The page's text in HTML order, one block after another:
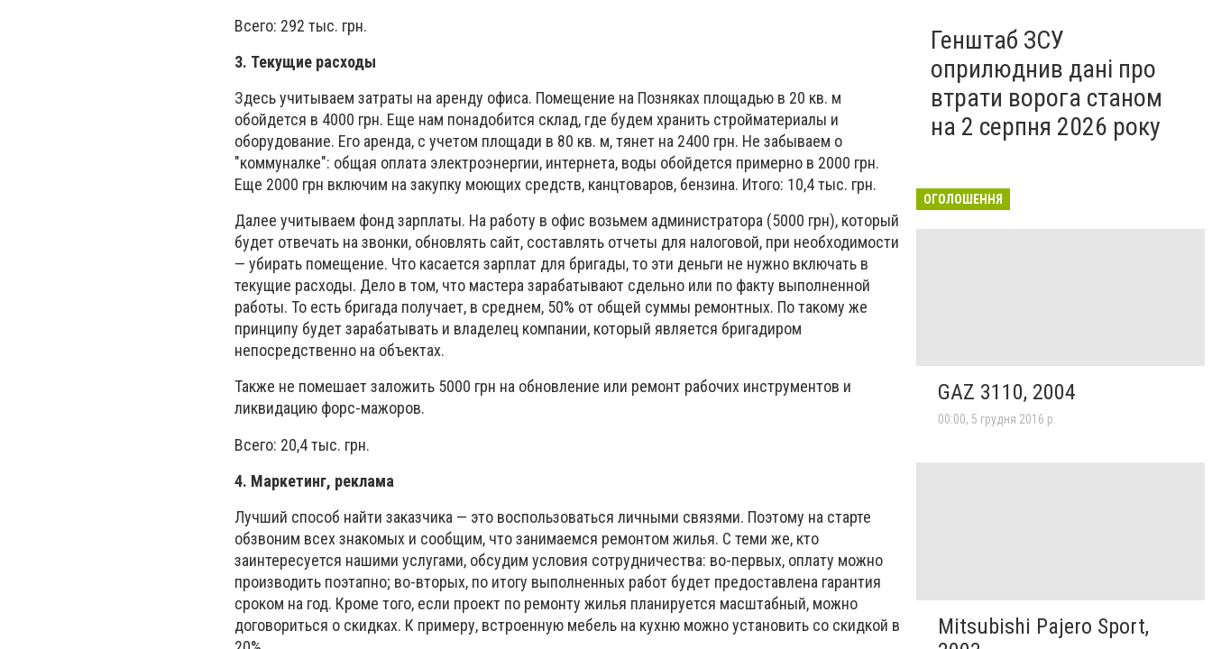
Всего: 292 тыс. грн.
3. Текущие расходы
Здесь учитываем затраты на аренду офиса. Помещение на Позняках площадью в 20 кв. м
обойдется в 4000 грн. Еще нам понадобится склад, где будем хранить стройматериалы и
оборудование. Его аренда, с учетом площади в 80 кв. м, тянет на 2400 грн. Не забываем о
"коммуналке": общая оплата электроэнергии, интернета, воды обойдется примерно в 2000 грн.
Еще 2000 грн включим на закупку моющих средств, канцтоваров, бензина. Итого: 10,4 тыс. грн.
Далее учитываем фонд зарплаты. На работу в офис возьмем администратора (5000 грн), который
будет отвечать на звонки, обновлять сайт, составлять отчеты для налоговой, при необходимости
— убирать помещение. Что касается зарплат для бригады, то эти деньги не нужно включать в
текущие расходы. Дело в том, что мастера зарабатывают сдельно или по факту выполненной
работы. То есть бригада получает, в среднем, 50% от общей суммы ремонтных. По такому же
принципу будет зарабатывать и владелец компании, который является бригадиром
непосредственно на объектах.
Также не помешает заложить 5000 грн на обновление или ремонт рабочих инструментов и
ликвидацию форс-мажоров.
Всего: 20,4 тыс. грн.
4. Маркетинг, реклама
Лучший способ найти заказчика — это воспользоваться личными связями. Поэтому на старте
обзвоним всех знакомых и сообщим, что занимаемся ремонтом жилья. С теми же, кто
заинтересуется нашими услугами, обсудим условия сотрудничества: во-первых, оплату можно
производить поэтапно; во-вторых, по итогу выполненных работ будет предоставлена гарантия
сроком на год. Кроме того, если проект по ремонту жилья планируется масштабный, можно
договориться о скидках. К примеру, встроенную мебель на кухню можно установить со скидкой в
Генштаб ЗСУ
оприлюднив дані про
втрати ворога станом
на 2 серпня 2026 року
ОГОЛОШЕННЯ
GAZ 3110, 2004
00:00, 5 грудня 2016 р.
Mitsubishi Pajero Sport,